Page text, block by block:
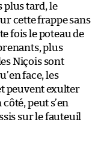
plus tard, le
cette frappe sans
fois le poteau de
plus
Niçois sont
face, les
peuvent exulter
peut s’en
sur le fauteuil